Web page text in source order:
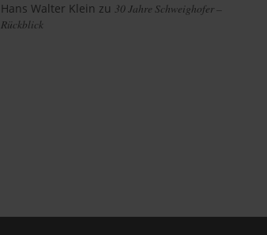
Hans Walter Klein zu 30 Jahre Schweighofer –
Rückblick